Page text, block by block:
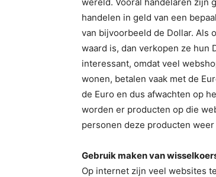
handelen in geld van een
van bijvoorbeeld de Dollar. Als
waard is, dan verkopen ze hun
interessant, omdat veel
wonen, betalen vaak met de
de Euro en dus afwachten op
worden er producten op die
personen deze producten
Gebruik maken van
Op internet zijn veel websites